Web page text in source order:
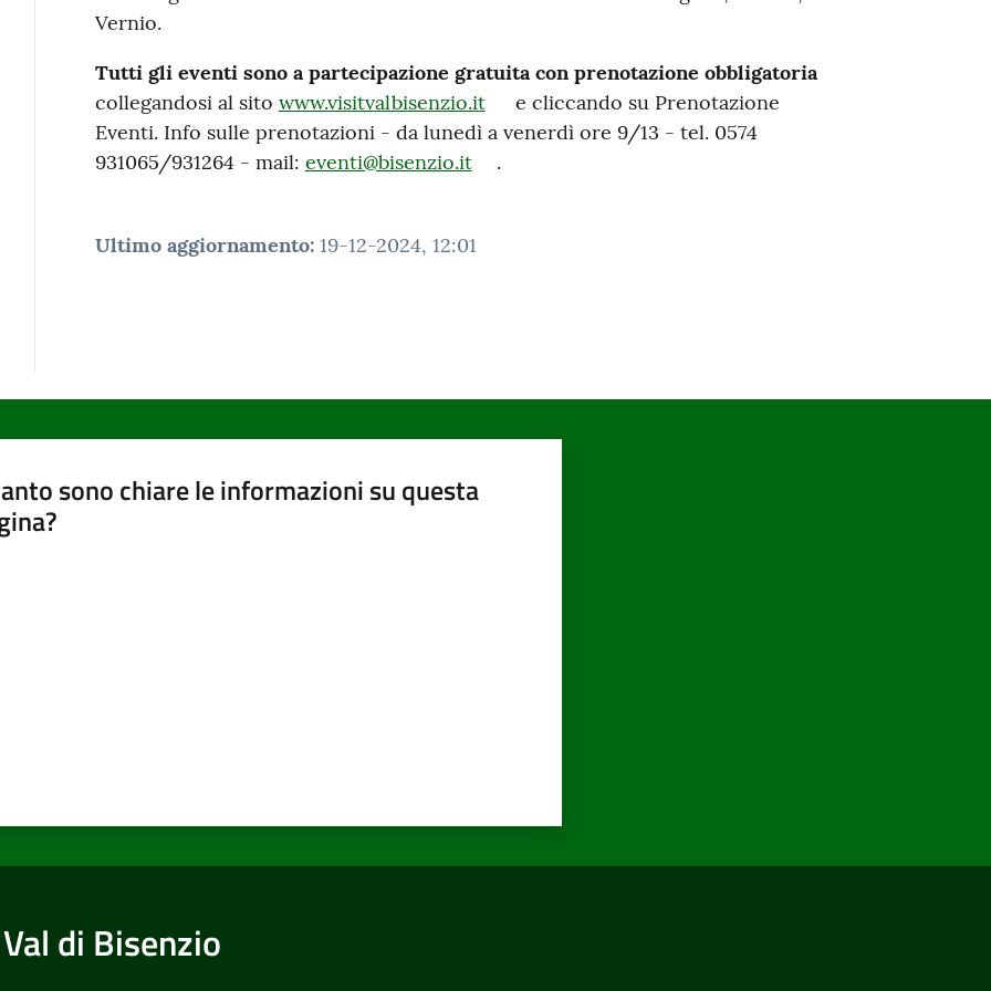
Vernio.
Tutti gli eventi sono a partecipazione gratuita con prenotazione obbligatoria
collegandosi al sito www.visitvalbisenzio.it
e cliccando su Prenotazione
Eventi. Info sulle prenotazioni - da lunedì a venerdì ore 9/13 - tel. 0574
931065/931264 - mail: eventi@bisenzio.it .
Ultimo aggiornamento: 19-12-2024, 12:01
sono chiare le informazioni su questa
di Bisenzio